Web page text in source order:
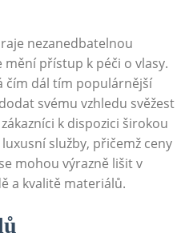
nezanedbatelnou
přístup k péči o vlasy.
čím dál tím populárnější
svému vzhledu svěžest
k dispozici širokou
služby, přičemž ceny
mohou výrazně lišit v
a kvalitě materiálů.